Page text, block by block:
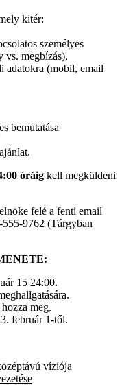
kitér:
személyes
vs. megbízás),
adatokra (mobil, email
bemutatása
óráig kell megküldeni
felé a fenti email
9762 (Tárgyban
15 24:00.
meg.
február 1-től.
víziója